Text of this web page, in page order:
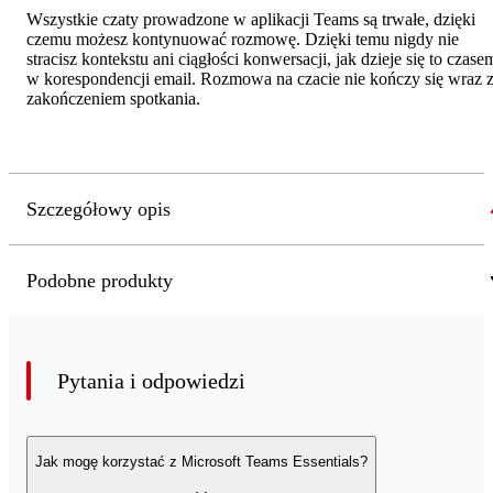
Wszystkie czaty prowadzone w aplikacji Teams są trwałe, dzięki
czemu możesz kontynuować rozmowę. Dzięki temu nigdy nie
stracisz kontekstu ani ciągłości konwersacji, jak dzieje się to
w korespondencji email. Rozmowa na czacie nie kończy się wraz z
zakończeniem spotkania.
Szczegółowy opis
Podobne produkty
Pytania i odpowiedzi
Jak mogę korzystać z Microsoft Teams Essentials?